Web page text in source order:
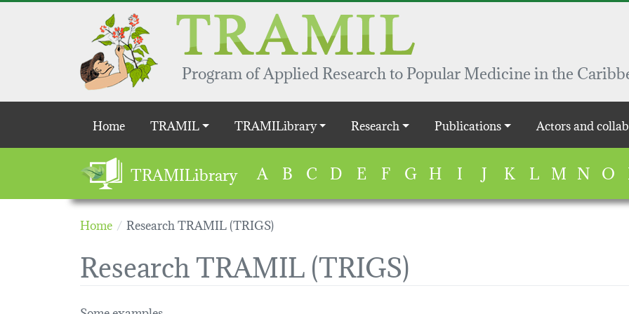
Skip to main content
Program of Applied Research to Popular Medicine in the
Main navigation
Home TRAMIL TRAMILibrary Research Publications Actors and
TRAMILibrary A B C D E F G H I J K L M N O
Home Research TRAMIL (TRIGS)
Research TRAMIL (TRIGS)